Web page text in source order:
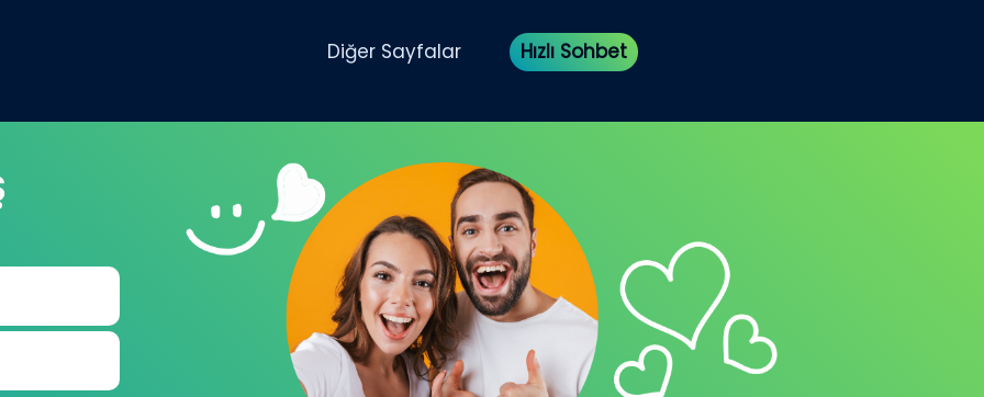
Diğer Sayfalar Hızlı Sohbet